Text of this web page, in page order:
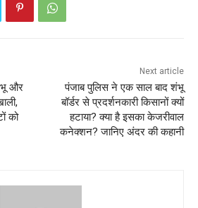
और
को
Next article
पंजाब पुलिस ने एक साल बाद शंभू
बॉर्डर से प्रदर्शनकारी किसानों क्यों
हटाया? क्या है इसका केजरीवाल
कनेक्शन? जानिए अंदर की कहानी